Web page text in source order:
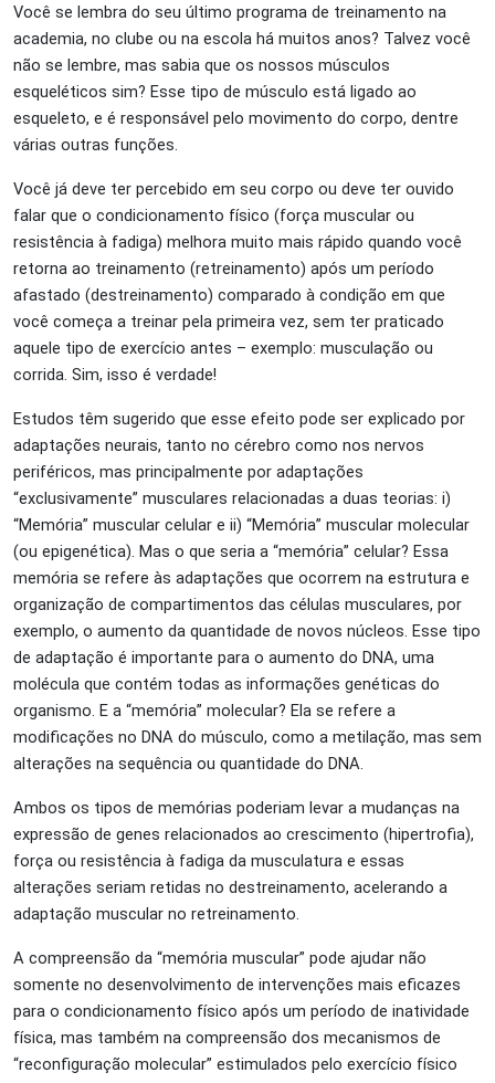
Você se lembra do seu último programa de treinamento na
academia, no clube ou na escola há muitos anos? Talvez você
não se lembre, mas sabia que os nossos músculos
esqueléticos sim? Esse tipo de músculo está ligado ao
esqueleto, e é responsável pelo movimento do corpo, dentre
várias outras funções.
Você já deve ter percebido em seu corpo ou deve ter ouvido
falar que o condicionamento físico (força muscular ou
resistência à fadiga) melhora muito mais rápido quando você
retorna ao treinamento (retreinamento) após um período
afastado (destreinamento) comparado à condição em que
você começa a treinar pela primeira vez, sem ter praticado
aquele tipo de exercício antes – exemplo: musculação ou
corrida. Sim, isso é verdade!
Estudos têm sugerido que esse efeito pode ser explicado por
adaptações neurais, tanto no cérebro como nos nervos
periféricos, mas principalmente por adaptações
“exclusivamente” musculares relacionadas a duas teorias: i)
“Memória” muscular celular e ii) “Memória” muscular molecular
(ou epigenética). Mas o que seria a “memória” celular? Essa
memória se refere às adaptações que ocorrem na estrutura e
organização de compartimentos das células musculares, por
exemplo, o aumento da quantidade de novos núcleos. Esse tipo
de adaptação é importante para o aumento do DNA, uma
molécula que contém todas as informações genéticas do
organismo. E a “memória” molecular? Ela se refere a
modificações no DNA do músculo, como a metilação, mas sem
alterações na sequência ou quantidade do DNA.
Ambos os tipos de memórias poderiam levar a mudanças na
expressão de genes relacionados ao crescimento (hipertrofia),
força ou resistência à fadiga da musculatura e essas
alterações seriam retidas no destreinamento, acelerando a
adaptação muscular no retreinamento.
A compreensão da “memória muscular” pode ajudar não
somente no desenvolvimento de intervenções mais eficazes
para o condicionamento físico após um período de inatividade
física, mas também na compreensão dos mecanismos de
“reconfiguração molecular” estimulados pelo exercício físico